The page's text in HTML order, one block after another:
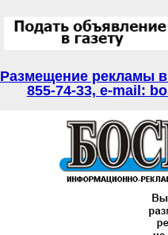
Размещение рекламы
855-74-33, e-mail: